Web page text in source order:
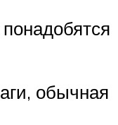
обычная